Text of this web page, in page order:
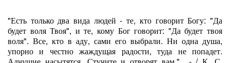
"Есть только два вида людей - те, кто говорит Богу: "Да
будет воля Твоя", и те, кому Бог говорит: "Да будет твоя
воля". Все, кто в аду, сами его выбрали. Ни одна душа,
упорно и честно жаждущая радости, туда не попадет.